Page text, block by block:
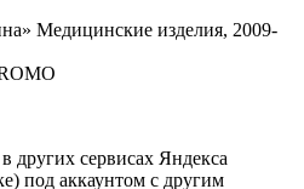
Медицинские изделия, 2009-
других сервисах Яндекса
под аккаунтом с другим